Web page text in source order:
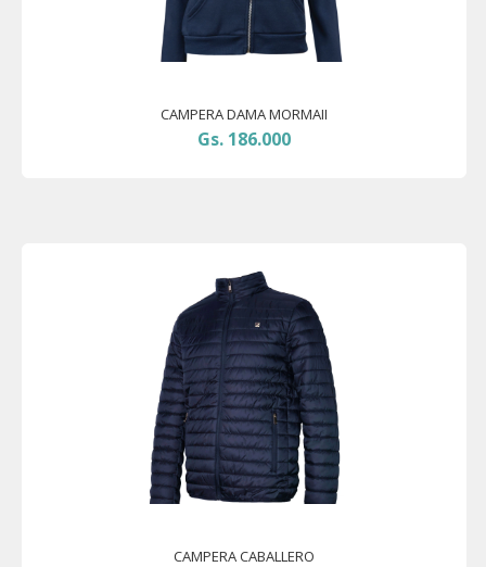
CAMPERA DAMA MORMAII
Gs. 186.000
CAMPERA CABALLERO